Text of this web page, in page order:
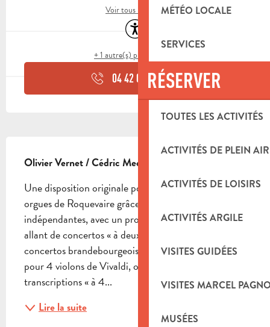
MÉTÉO LOCALE
SERVICES
RÉSERVER
TOUTES LES ACTIVITÉS
ACTIVITÉS DE PLEIN AIR
ACTIVITÉS DE LOISIRS
ACTIVITÉS ARGILE
VISITES GUIDÉES
VISITES MARCEL
MUSÉES
Voir tous les tarifs
Accessibilité
+ 1 autre(s) prestation(s)
04 42 04 05▒▒
Olivier Vernet / Cédric Meckler, orgue.
Une disposition originale possible aux grandes
orgues de Roquevaire grâce à ses deux consoles
indépendantes, avec un programme à découvrir
allant de concertos « à deux », transcription de
concertos brandebourgeois de JS Bach au concerto
pour 4 violons de Vivaldi, ou encore des
transcriptions « à 4...
Lire la suite